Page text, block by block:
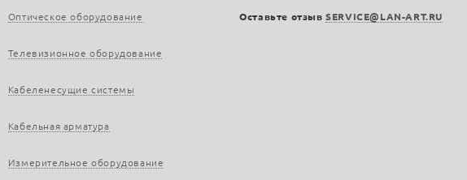
Оптическое оборудование
Телевизионное оборудование
Кабеленесущие системы
Кабельная арматура
Измерительное оборудование
Оставьте отзывSERVICE@LAN-ART.RU